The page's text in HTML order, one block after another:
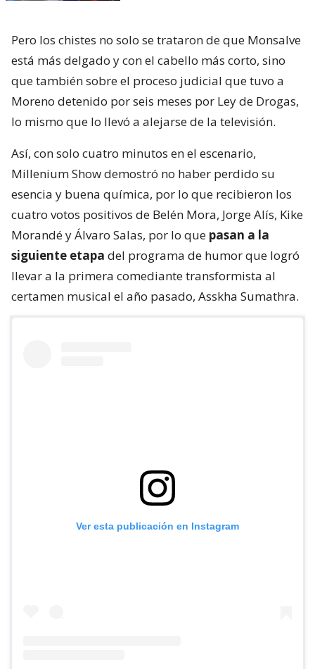
Pero los chistes no solo se trataron de que Monsalve
está más delgado y con el cabello más corto, sino
que también sobre el proceso judicial que tuvo a
Moreno detenido por seis meses por Ley de Drogas,
lo mismo que lo llevó a alejarse de la televisión.
Así, con solo cuatro minutos en el escenario,
Millenium Show demostró no haber perdido su
esencia y buena química, por lo que recibieron los
cuatro votos positivos de Belén Mora, Jorge Alís, Kike
Morandé y Álvaro Salas, por lo que pasan a la
siguiente etapa del programa de humor que logró
llevar a la primera comediante transformista al
certamen musical el año pasado, Asskha Sumathra.
Ver esta publicación en Instagram